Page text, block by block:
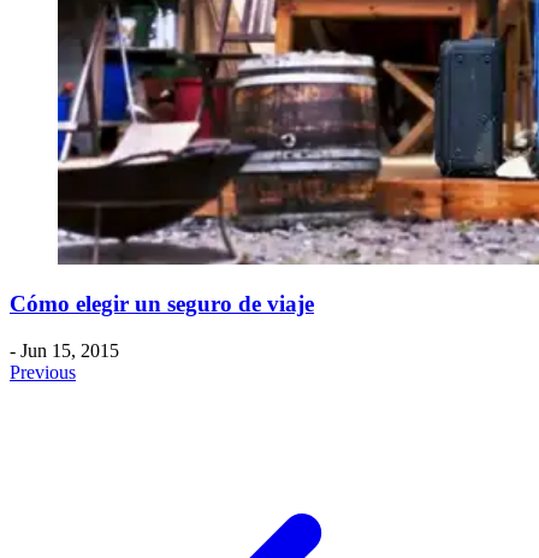
Cómo elegir un seguro de viaje
- Jun 15, 2015
Previous